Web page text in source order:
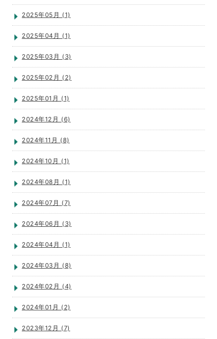
2025年05月 (1)
2025年04月 (1)
2025年03月 (3)
2025年02月 (2)
2025年01月 (1)
2024年12月 (6)
2024年11月 (8)
2024年10月 (1)
2024年08月 (1)
2024年07月 (7)
2024年06月 (3)
2024年04月 (1)
2024年03月 (8)
2024年02月 (4)
2024年01月 (2)
2023年12月 (7)